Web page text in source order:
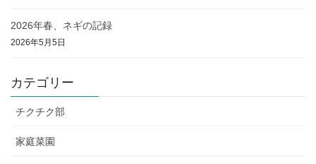
2026年春、ネギの記録
2026年5月5日
カテゴリー
チクチク部
家庭菜園